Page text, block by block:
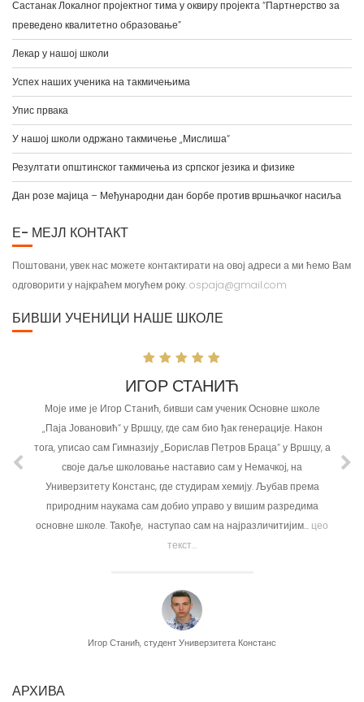
Састанак Локалног пројектног тима у оквиру пројекта “Партнерство за
преведено квалитетно образовање”
Лекар у нашој школи
Успех наших ученика на такмичењима
Упис првака
У нашој школи одржано такмичење „Мислиша“
Резултати општинског такмичења из српског језика и физике
Дан розе мајица – Међународни дан борбе против вршњачког насиља
Е- МЕЈЛ КОНТАКТ
Поштовани, увек нас можете контактирати на овој адреси а ми ћемо Вам
одговорити у најкраћем могућем року.ospaja@gmail.com
БИВШИ УЧЕНИЦИ НАШЕ ШКОЛЕ
Недеља, дан као
Припрема ручка,
ствари. Али онда
други град,
другачијом и
пут доноси много
ИГОР СТАНИЋ
је Игор Станић, бивши сам ученик Основне школе
у Вршцу, где сам био ђак генерације. Након
сам Гимназију „Борислав Петров Браца“ у Вршцу, а
даље школовање наставио сам у Немачкој, на
Констанс, где студирам хемију. Љубав према
наукама сам добио управо у вишим разредима
школе. Такође, наступао сам на најразличитијим...цео
Игор Станић, студент Универзитета Констанс
АРХИВА